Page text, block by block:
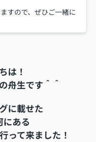
すので、ぜひご一緒に
は！
の舟生です＾＾
に載せた
にある
って来ました！